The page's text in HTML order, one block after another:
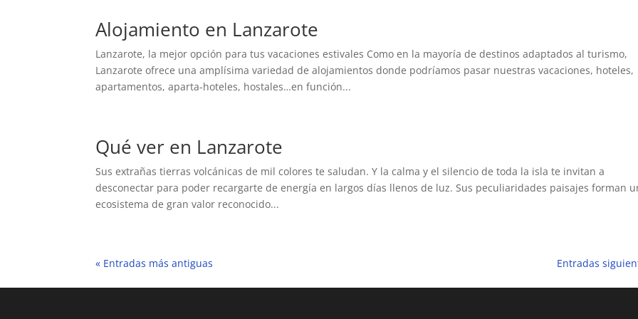
Alojamiento en Lanzarote
Lanzarote, la mejor opción para tus vacaciones estivales Como en la mayoría de destinos adaptados al turismo,
Lanzarote ofrece una amplísima variedad de alojamientos donde podríamos pasar nuestras vacaciones, hoteles,
apartamentos, aparta-hoteles, hostales…en función...
Qué ver en Lanzarote
Sus extrañas tierras volcánicas de mil colores te saludan. Y la calma y el silencio de toda la isla te invitan a
desconectar para poder recargarte de energía en largos días llenos de luz. Sus peculiaridades paisajes forman
ecosistema de gran valor reconocido...
« Entradas más antiguas Entradas